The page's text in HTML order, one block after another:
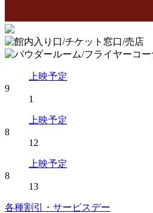
上映予定
9
1
上映予定
8
12
上映予定
8
13
各種割引・サービスデー